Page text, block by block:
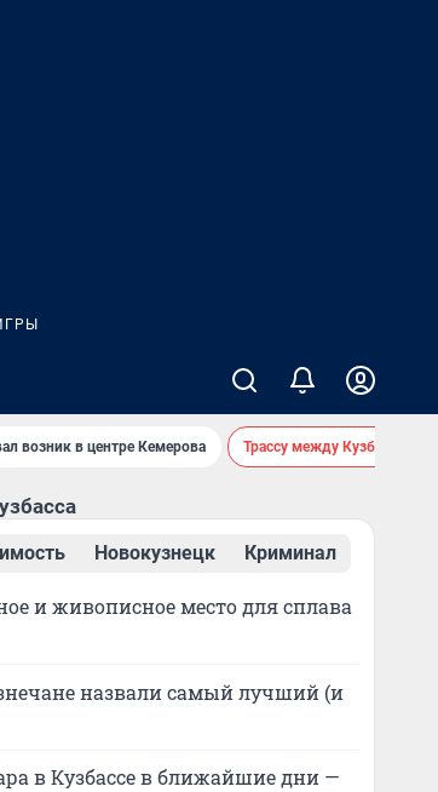
возник в центре Кемерова Трассу между Кузбассом и
Новокузнецк Криминал
и живописное место для сплава
назвали самый лучший (и
в Кузбассе в ближайшие дни —